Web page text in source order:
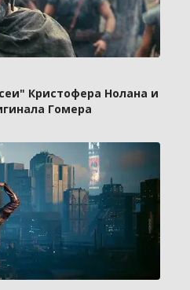
Кристофера Нолана и
Гомера